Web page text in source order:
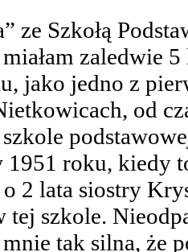
ze Szkołą
miałam zaledwie
jako jedno z
od
roku, kiedy
o 2 lata siostry
tej szkole.
tak silna, że